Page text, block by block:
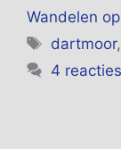
Wandelen
Tags
dartmoor,
4 reacties